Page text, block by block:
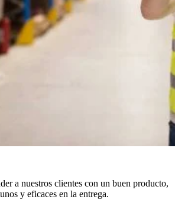
a nuestros clientes con un buen producto,
y eficaces en la entrega.